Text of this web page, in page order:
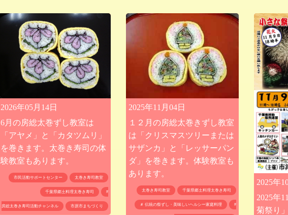
2026年05月14日
6月の房総太巻ずし教室は
「アヤメ」と「カタツムリ」
を巻きます。太巻き寿司の体
験教室もあります。
市民活動サポートセンター 太巻き寿司教室
千葉県郷土料理太巻き寿司 #
房総太巻き寿司活動チャンネル 市原市まちづくり
2025年11月04日
１２月の房総太巻きずし教室
は「クリスマスツリーまたは
サザンカ」と「レッサーパン
ダ」を巻きます。体験教室も
あります。
太巻き寿司教室 千葉県郷土料理太巻き寿司
＃ 伝統の祭ずし・美味しいヘルシー家庭料理 #
2025年
2025年
菊祭り